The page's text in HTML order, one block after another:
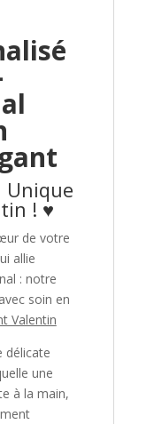
Unique
! ♥
de votre
allie
: notre
soin en
Valentin
délicate
une
à la main,